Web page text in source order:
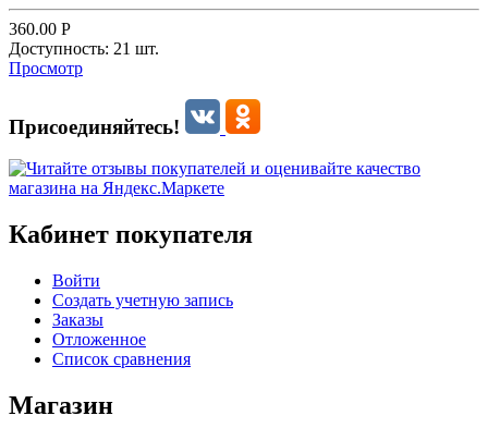
360.00 Р
Доступность: 21 шт.
Просмотр
Присоединяйтесь!
Кабинет покупателя
Войти
Создать учетную запись
Заказы
Отложенное
Список сравнения
Магазин